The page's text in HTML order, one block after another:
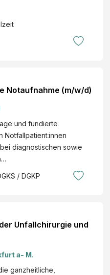
Notaufnahme (m/w/d)
und fundierte
Notfallpatient:innen
diagnostischen sowie
/ DGKP
Unfallchirurgie und
a- M.
ganzheitliche,